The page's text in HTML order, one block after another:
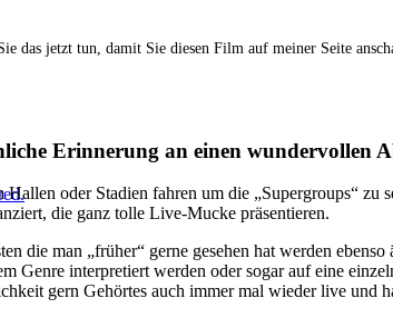
das jetzt tun, damit Sie diesen Film auf meiner Seite
Erinnerung an einen wundervollen
oder Stadien fahren um die „Supergroups“ zu
die ganz tolle Live-Mucke präsentieren.
die man „früher“ gerne gesehen hat werden
interpretiert werden oder sogar auf eine
gern Gehörtes auch immer mal wieder live und